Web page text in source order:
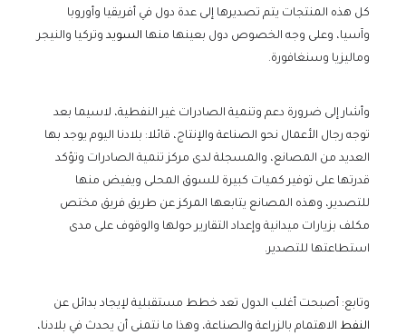
كل هذه المنتجات يتم تصديرها إلى عدة دول في أفريقيا وأوروبا
وآسيا، وعلى وجه الخصوص دول بعينها منها السويد وتركيا والنيجر
وماليزيا وسنغافورة.
وأشار إلى ضرورة دعم وتنمية الصادرات غير النفطية، لاسيما بعد
توجه رجال الأعمال نحو الصناعة والإنتاج، قائلا: بلادنا اليوم يوجد بها
العديد من المصانع، والمسجلة لدى مركز تنمية الصادرات وتؤكد
قدرتها على توفير كميات كبيرة للسوق المحلى ويفيض منها
للتصدير، وهذه المصانع يتابعها المركز عن طريق فريق مختص
مكلف بزيارات ميدانية وإعداد التقارير حولها والوقوف على مدى
استطاعتها للتصدير.
وتابع: أصبحت أغلب الدول تعد خطط مستقبلية لإيجاد بدائل عن
النفط الاهتمام بالزراعة والصناعة، وهذا ما نتمنى أن يحدث في بلادنا،